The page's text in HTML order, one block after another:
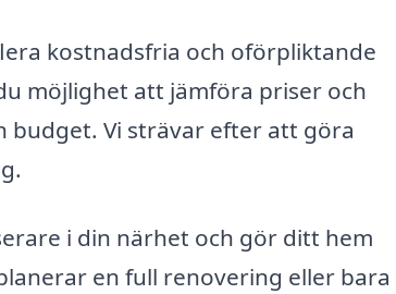
kostnadsfria och oförpliktande
möjlighet att jämföra priser och
budget. Vi strävar efter att göra
i din närhet och gör ditt hem
en full renovering eller bara